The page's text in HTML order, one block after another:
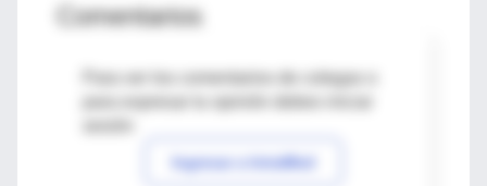
Comentarios
Para ver los comentarios de colegas o
Ingresar a IntraMed